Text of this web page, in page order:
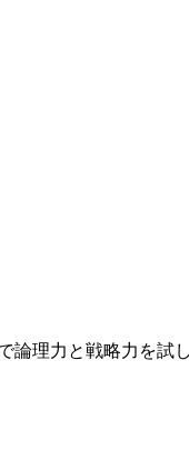
理力と戦略力を試し